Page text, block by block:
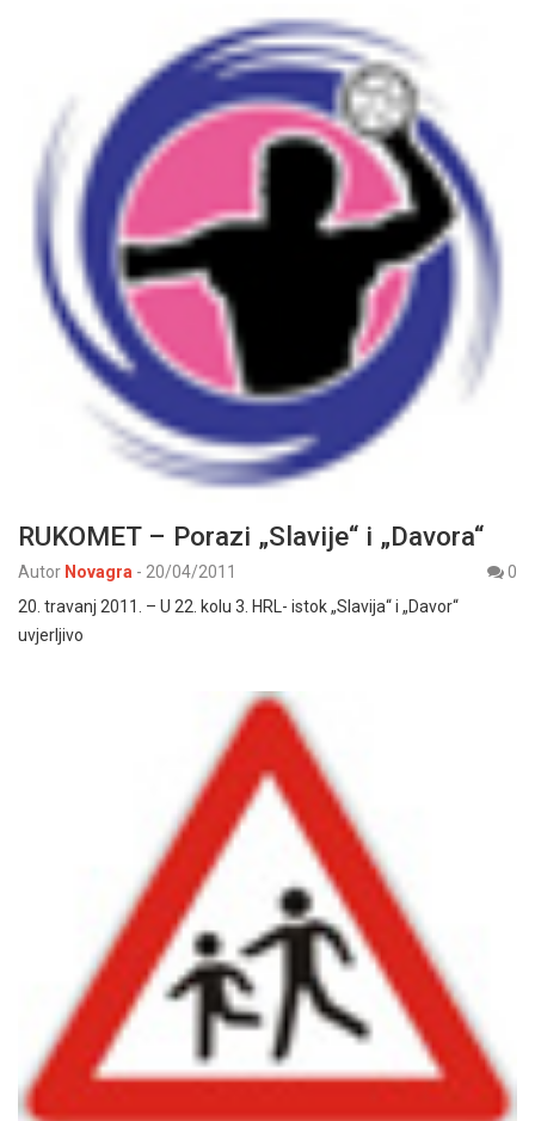
RUKOMET – Porazi „Slavije“ i „Davora“
Autor Novagra - 20/04/2011
0
20. travanj 2011. – U 22. kolu 3. HRL- istok „Slavija“ i „Davor“
uvjerljivo